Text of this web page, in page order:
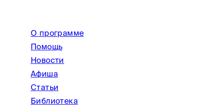
О программе
Помощь
Новости
Афиша
Статьи
Библиотека